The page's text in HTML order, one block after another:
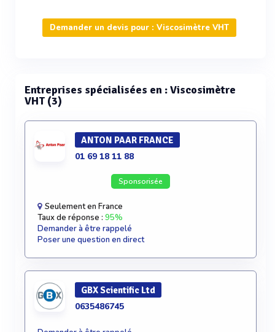
Demander un devis pour : Viscosimètre VHT
Entreprises spécialisées en : Viscosimètre
VHT (3)
ANTON PAAR FRANCE
01 69 18 11 88
Sponsorisée
Seulement en France
Taux de réponse : 95%
Demander à être rappelé
Poser une question en direct
GBX Scientific Ltd
0635486745